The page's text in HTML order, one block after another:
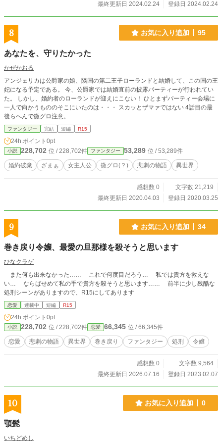
最終更新日 2024.02.24
登録日 2024.02.24
8 お気に入り追加 95
あなたを、守りたかった
かぜかおる
アンジェリカは公爵家の娘、隣国の第二王子ローランドと結婚して、この国の王
妃になる予定である。 今、公爵家では結婚直前の披露パーティーが行われてい
た。 しかし、婚約者のローランドが迎えにこない！ ひとまずパーティー会場に
一人で向かうもののそこにいたのは・・・ スカッとザマァではない 4話目の最
後らへんで微グロ注意。
ファンタジー 完結 短編 R15
24h.ポイント 0pt
小説 228,702 位 / 228,702件 ファンタジー 53,289 位 / 53,289件
婚約破棄 ざまぁ 女主人公 微グロ(？) 悲劇の物語 異世界
感想数 0
文字数 21,219
最終更新日 2020.04.03
登録日 2020.03.25
9 お気に入り追加 34
巻き戻り令嬢、最愛の旦那様を殺そうと思います
ひなクラゲ
また何も出来なかった…… これで何度目だろう… 私では貴方を救えな
い… ならばせめて私の手で貴方を殺そうと思います…… 前半に少し残酷な
処刑シーンがありますので、R15にしてあります
恋愛 連載中 短編 R15
24h.ポイント 0pt
小説 228,702 位 / 228,702件 恋愛 66,345 位 / 66,345件
恋愛 悲劇の物語 異世界 巻き戻り ファンタジー 処刑 令嬢
感想数 0
文字数 9,564
最終更新日 2026.07.16
登録日 2023.02.07
10 お気に入り追加 0
顎髭
いちどめし